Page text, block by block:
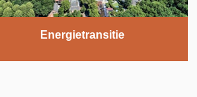
Energietransitie